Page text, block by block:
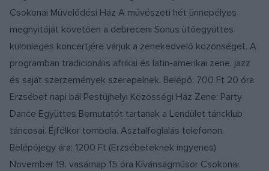
Csokonai Művelődési Ház A művészeti hét ünnepélyes
megnyitóját követően a debreceni Sonus ütőegyüttes
különleges koncertjére várjuk a zenekedvelő közönséget. A
programban tradicionális afrikai és latin-amerikai zene, jazz
és saját szerzemények szerepelnek. Belépő: 700 Ft 20 óra
Erzsébet napi bál Pestújhelyi Közösségi Ház Zene: Party
Dance Együttes Bemutatót tartanak a Lendület táncklub
táncosai. Éjfélkor tombola. Asztalfoglalás telefonon.
Belépőjegy ára: 1200 Ft (Erzsébeteknek ingyenes)
November 19. vasárnap 15 óra Kívánságműsor Csokonai